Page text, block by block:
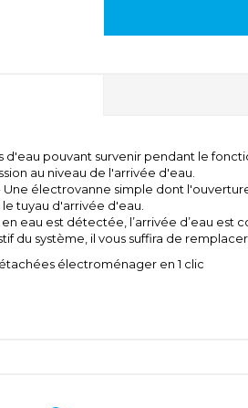
pouvant survenir pendant le
au niveau de l'arrivée d'eau.
électrovanne simple dont
tuyau d'arrivée d'eau.
eau est détectée, l’arrivée d’eau est
système, il vous suffira de
électroménager en 1 clic